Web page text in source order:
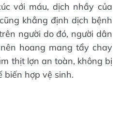
với máu, dịch nhầy của
khẳng định dịch bệnh
người do đó, người dân
hoang mang tẩy chay
thịt lợn an toàn, không bị
biến hợp vệ sinh.